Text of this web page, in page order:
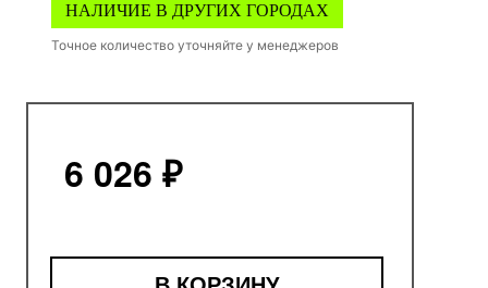
НАЛИЧИЕ В ДРУГИХ ГОРОДАХ
Точное количество уточняйте у менеджеров
6 026 ₽